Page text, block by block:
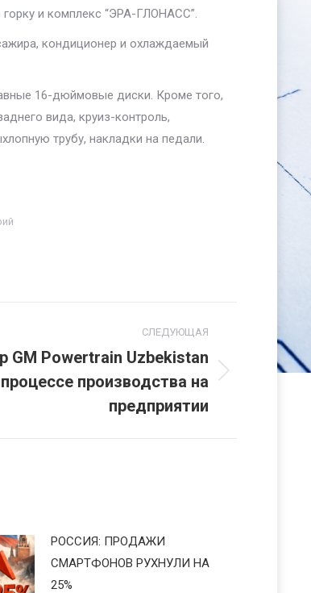
горку и комплекс “ЭРА-ГЛОНАСС”.
кондиционер и охлаждаемый
16-дюймовые диски. Кроме того,
вида, круиз-контроль,
трубу, накладки на педали.
СЛЕДУЮЩАЯ
GM Powertrain Uzbekistan
производства на
предприятии
РОССИЯ: ПРОДАЖИ
СМАРТФОНОВ РУХНУЛИ НА
25%